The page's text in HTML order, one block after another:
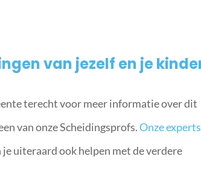
van jezelf en je
terecht voor meer informatie over dit
van onze Scheidingsprofs.Onze experts
uiteraard ook helpen met de verdere